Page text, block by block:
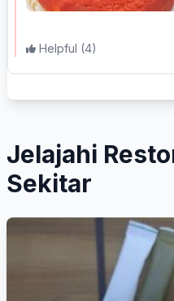
Helpful (4)
Jelajahi
Sekitar